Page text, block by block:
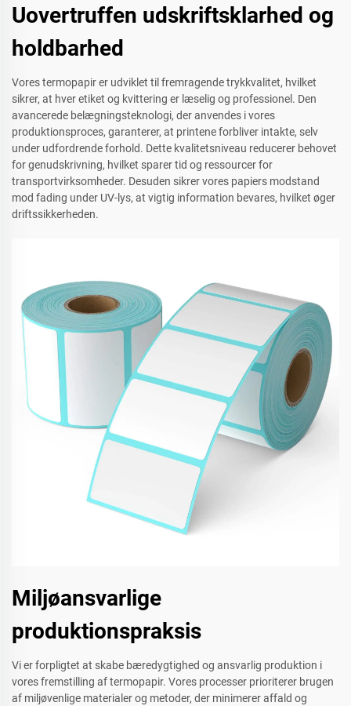
Uovertruffen udskriftsklarhed og
holdbarhed
Vores termopapir er udviklet til fremragende trykkvalitet, hvilket
sikrer, at hver etiket og kvittering er læselig og professionel. Den
avancerede belægningsteknologi, der anvendes i vores
produktionsproces, garanterer, at printene forbliver intakte, selv
under udfordrende forhold. Dette kvalitetsniveau reducerer behovet
for genudskrivning, hvilket sparer tid og ressourcer for
transportvirksomheder. Desuden sikrer vores papiers modstand
mod fading under UV-lys, at vigtig information bevares, hvilket øger
driftssikkerheden.
Miljøansvarlige
produktionspraksis
Vi er forpligtet at skabe bæredygtighed og ansvarlig produktion i
vores fremstilling af termopapir. Vores processer prioriterer brugen
af miljøvenlige materialer og metoder, der minimerer affald og